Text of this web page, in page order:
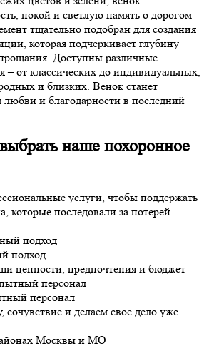
покой и светлую память о дорогом
тщательно подобран для создания
которая подчеркивает глубину
Доступны различные
от классических до индивидуальных,
и близких. Венок станет
и благодарности в последний
наше похоронное
услуги, чтобы поддержать
которые последовали за потерей
подход
ценности, предпочтения и бюджет
персонал
и делаем свое дело уже